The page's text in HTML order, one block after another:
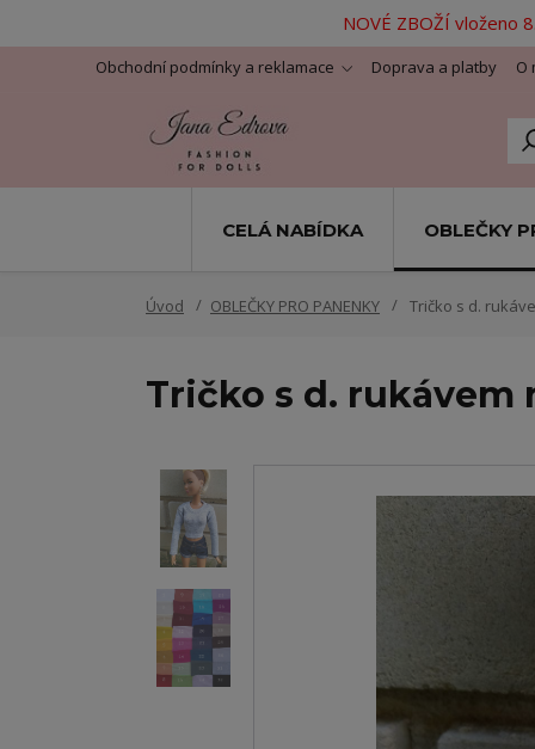
NOVÉ ZBOŽÍ vloženo
Obchodní podmínky a reklamace Doprava a platby O
CELÁ NABÍDKA OBLEČKY
Úvod OBLEČKY PRO PANENKY Tričko s d.
Tričko s d. rukávem